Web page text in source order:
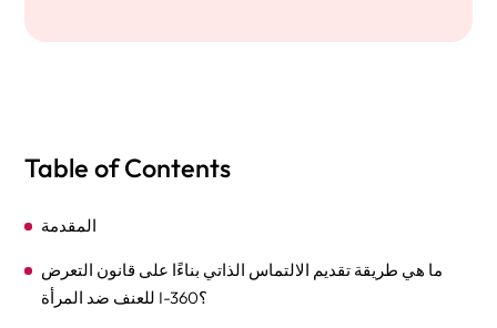
Table of Contents
المقدمة
ما هي طريقة تقديم الالتماس الذاتي بناءًا على قانون التعرض
للعنف ضد المرأة I-360؟